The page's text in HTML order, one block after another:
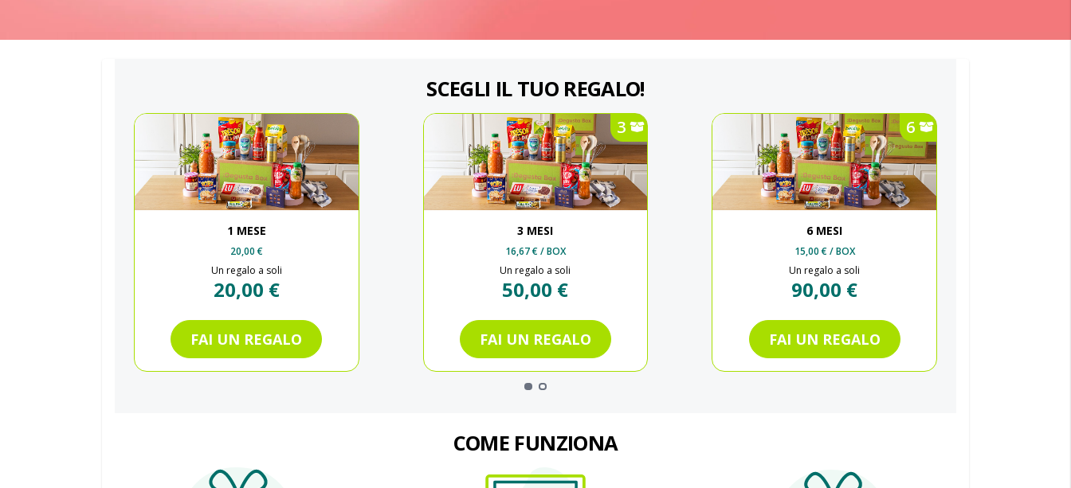
SCEGLI IL TUO REGALO!
1 MESE
20,00 €
Un regalo a soli
20,00 €
FAI UN REGALO
3
3 MESI
16,67 €/ BOX
Un regalo a soli
50,00 €
FAI UN REGALO
6
6 MESI
15,00 €/ BOX
Un regalo a soli
90,00 €
FAI UN REGALO
COME FUNZIONA